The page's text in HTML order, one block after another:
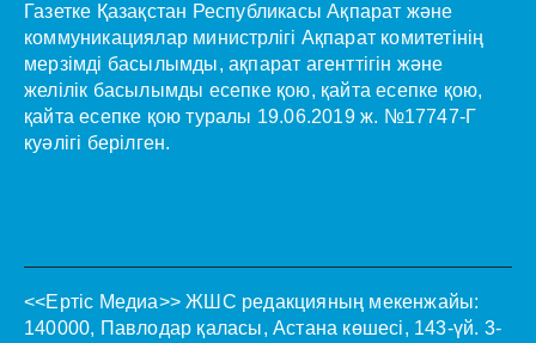
Газетке Қазақстан Республикасы Ақпарат және
коммуникациялар министрлігі Ақпарат комитетінің
мерзімді басылымды, ақпарат агенттігін және
желілік басылымды есепке қою, қайта есепке қою,
қайта есепке қою туралы 19.06.2019 ж. №17747-Г
куәлігі берілген.
<<Ертіс Медиа>> ЖШС редакцияның мекенжайы:
140000, Павлодар қаласы, Астана көшесі, 143-үй. 3-